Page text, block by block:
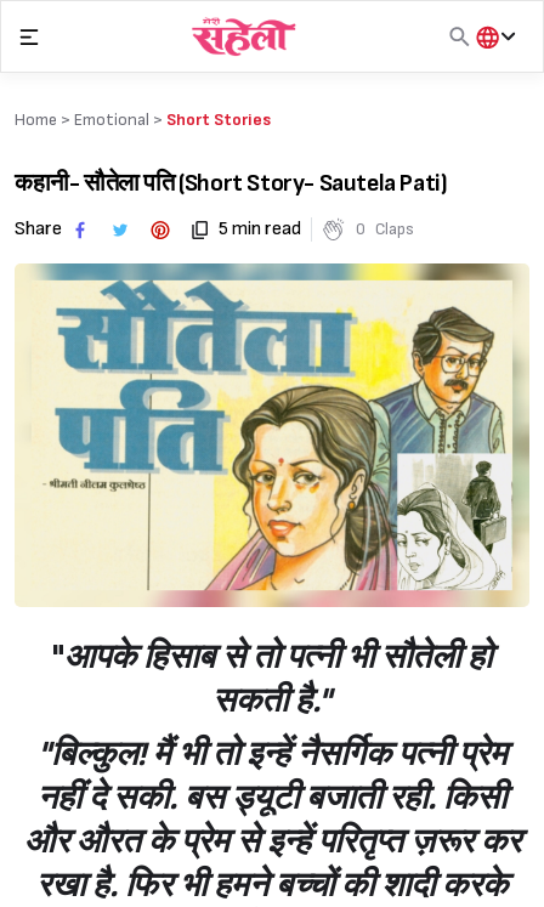
content
हिंदी
Home > Emotional > Short Stories
कहानी- सौतेला पति (Short Story- Sautela Pati)
Share 5 min read 0 Claps
"आपके हिसाब से तो पत्नी भी सौतेली हो
सकती है."
"बिल्कुल! मैं भी तो इन्हें नैसर्गिक पत्नी प्रेम
नहीं दे सकी. बस ड्यूटी बजाती रही. किसी
और औरत के प्रेम से इन्हें परितृप्त ज़रूर कर
रखा है.‌ फिर भी हमने बच्चों की शादी करके